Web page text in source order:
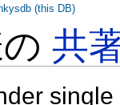
の共
(this DB)